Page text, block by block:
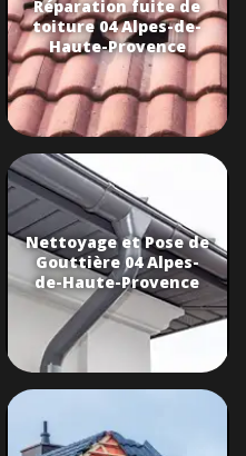
Réparation fuite de
toiture 04 Alpes-de-
Haute-Provence
Nettoyage et Pose de
Gouttière 04 Alpes-
de-Haute-Provence